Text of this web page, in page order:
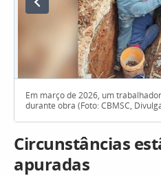
Em março de 2026, um
durante obra (Foto: CBMSC,
Circunstâncias
apuradas